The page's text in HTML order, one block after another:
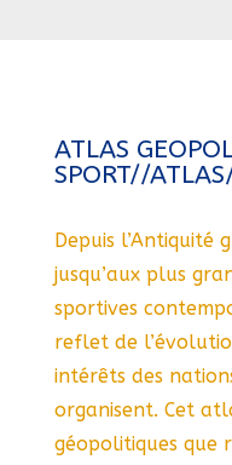
ATLAS
SPORT//
Depuis l’Antiquité
jusqu’aux plus
sportives
reflet de
intérêts des
organisent. Cet
géopolitiques que